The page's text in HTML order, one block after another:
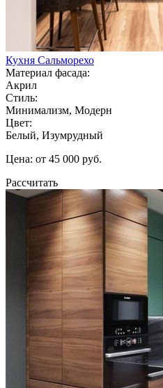
Кухня Сальморехо
Материал фасада:
Акрил
Стиль:
Минимализм, Модерн
Цвет:
Белый, Изумрудный
Цена: от 45 000 руб.
Рассчитать